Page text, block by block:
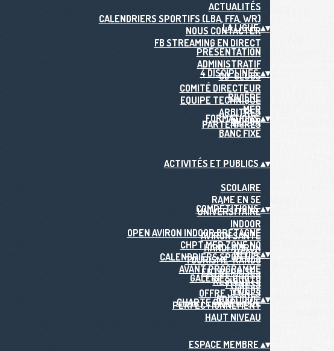
ACTUALITÉS
CALENDRIERS SPORTIFS (LBA, FFA, WR)
NOUS CONTACTER
FB STREAMING EN DIRECT
LA LIGUE▴▾
PRÉSENTATION
ADMINISTRATIF
CD-CLUBS
COMITÉ DIRECTEUR
EQUIPE TECHNIQUE
ARBITRES
PARTENAIRES
4 DISCIPLINES▴▾
RIVIÈRE
MER
INDOOR
BANC FIXE
FORMATIONS▴▾
ACTIVITÉS ET PUBLICS ▴▾
SCOLAIRE
RAME EN 5E
UNIVERSITAIRE
INDOOR
AVIRON SANTÉ
HANDI AVIRON
TOURISME-RANDO
ENTREPRISES
FITNESS
COMPÉTITIONS▴▾
OPEN AVIRON INDOOR BRETAGNE
CHPT MER ZONE NO
CALENDRIERS SPORTIFS
AVANT PROGRAMME
RÉSULTATS
OFFRE JEUNES
PERFECTIONNEMENT
HAUT NIVEAU
MÉDIA▴▾
GALERIES PHOTO
VIDÉOS
CHARTE GRAPHIQUE
BOUTIQUE▴▾
ESPACE MEMBRE▴▾